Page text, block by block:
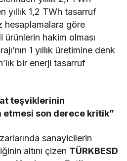
yıllık 1,2 TWh tasarruf
hesaplamalara göre
hakim olması
1 yıllık üretimine denk
bir enerji tasarruf
teşviklerinin
son derece kritik”
sanayicilerin
altını çizen TÜRKBESD